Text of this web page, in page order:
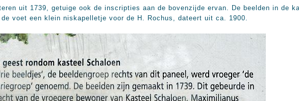
uit 1739, getuige ook de inscripties aan de bovenzijde ervan. De beelden in de
voet een klein niskapelletje voor de H. Rochus, dateert uit ca. 1900.